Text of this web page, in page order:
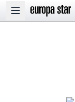
Open main menu